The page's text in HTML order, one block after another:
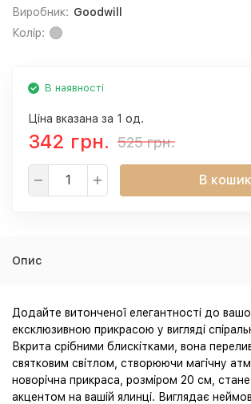
Виробник: Goodwill
Колір:
В наявності
Ціна вказана за 1 од.
342 грн. 525 грн.
В кошик
Опис
Додайте витонченої елегантності до
ексклюзивною прикрасою у вигляді
Вкрита срібними блискітками, вона
святковим світлом, створюючи магічну
новорічна прикраса, розміром 20 см,
акцентом на вашій ялинці. Виглядає